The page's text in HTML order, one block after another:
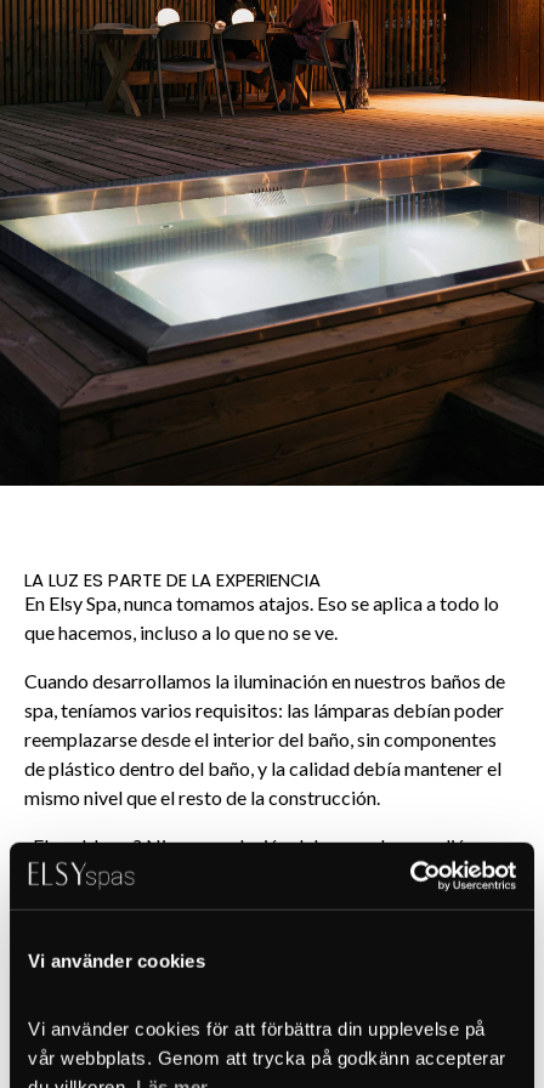
Vi använder cookies
Vi använder cookies för att förbättra din upplevelse på
vår webbplats. Genom att trycka på godkänn accepterar
LA LUZ ES PARTE DE LA EXPERIENCIA
En Elsy Spa, nunca tomamos atajos. Eso se aplica a todo lo
que hacemos, incluso a lo que no se ve.
Cuando desarrollamos la iluminación en nuestros baños de
spa, teníamos varios requisitos: las lámparas debían poder
reemplazarse desde el interior del baño, sin componentes
de plástico dentro del baño, y la calidad debía mantener el
mismo nivel que el resto de la construcción.
¿El problema? Ninguna solución del mercado cumplió
nuestras expectativas. Así que construimos la nuestra.
SIN ATAJOS
– CREAMOS NUESTRA PROPIA SOLUCIÓN
Cada soporte de lámpara consta de dos partes: una fijación